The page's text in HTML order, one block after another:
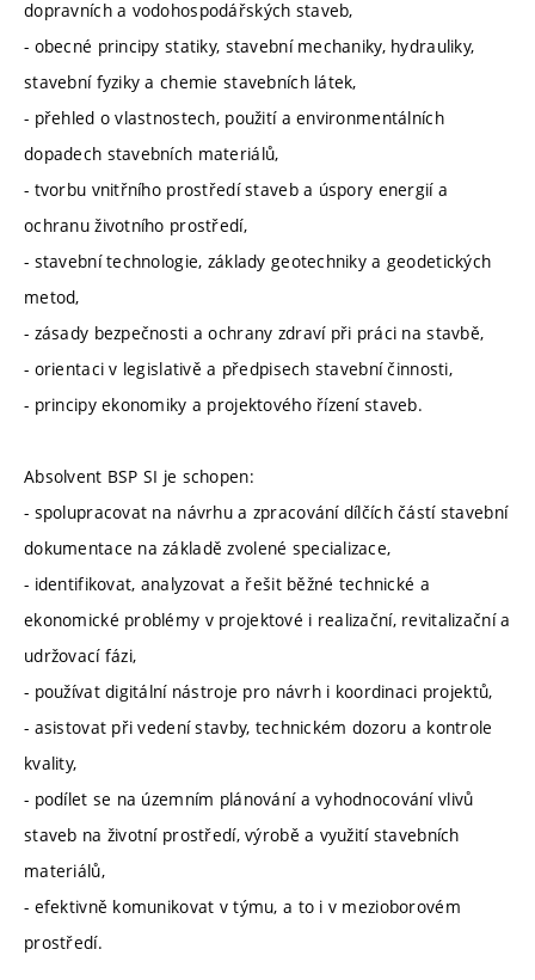
dopravních a vodohospodářských staveb,
- obecné principy statiky, stavební mechaniky, hydrauliky,
stavební fyziky a chemie stavebních látek,
- přehled o vlastnostech, použití a environmentálních
dopadech stavebních materiálů,
- tvorbu vnitřního prostředí staveb a úspory energií a
ochranu životního prostředí,
- stavební technologie, základy geotechniky a geodetických
metod,
- zásady bezpečnosti a ochrany zdraví při práci na stavbě,
- orientaci v legislativě a předpisech stavební činnosti,
- principy ekonomiky a projektového řízení staveb.
Absolvent BSP SI je schopen:
- spolupracovat na návrhu a zpracování dílčích částí stavební
dokumentace na základě zvolené specializace,
- identifikovat, analyzovat a řešit běžné technické a
ekonomické problémy v projektové i realizační, revitalizační a
udržovací fázi,
- používat digitální nástroje pro návrh i koordinaci projektů,
- asistovat při vedení stavby, technickém dozoru a kontrole
kvality,
- podílet se na územním plánování a vyhodnocování vlivů
staveb na životní prostředí, výrobě a využití stavebních
materiálů,
- efektivně komunikovat v týmu, a to i v mezioborovém
prostředí.